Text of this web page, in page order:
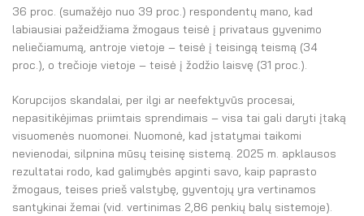
36 proc. (sumažėjo nuo 39 proc.) respondentų mano, kad
labiausiai pažeidžiama žmogaus teisė į privataus gyvenimo
neliečiamumą, antroje vietoje – teisė į teisingą teismą (34
proc.), o trečioje vietoje – teisė į žodžio laisvę (31 proc.).
Korupcijos skandalai, per ilgi ar neefektyvūs procesai,
nepasitikėjimas priimtais sprendimais – visa tai gali daryti įtaką
visuomenės nuomonei. Nuomonė, kad įstatymai taikomi
nevienodai, silpnina mūsų teisinę sistemą. 2025 m. apklausos
rezultatai rodo, kad galimybės apginti savo, kaip paprasto
žmogaus, teises prieš valstybę, gyventojų yra vertinamos
santykinai žemai (vid. vertinimas 2,86 penkių balų sistemoje).